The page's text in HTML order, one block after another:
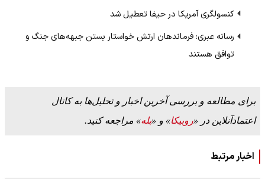
کنسولگری آمریکا در حیفا تعطیل شد
رسانه عبری: فرماندهان ارتش خواستار بستن جبهه‌های جنگ و
توافق هستند
برای مطالعه و بررسی آخرین اخبار و تحلیل‌ها به کانال
اعتمادآنلاین در «روبیکا» و «بله» مراجعه کنید.
اخبار مرتبط